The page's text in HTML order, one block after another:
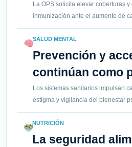
La OPS solicita elevar coberturas
inmunización ante el aumento de
SALUD MENTAL
Prevención y
continúan como
Los sistemas sanitarios impulsan
estigma y vigilancia del bienestar
NUTRICIÓN
La seguridad